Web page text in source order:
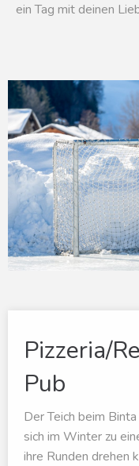
ein Tag mit deinen
Pizzeria/
Pub
Der Teich beim
sich im Winter zu
ihre Runden drehen